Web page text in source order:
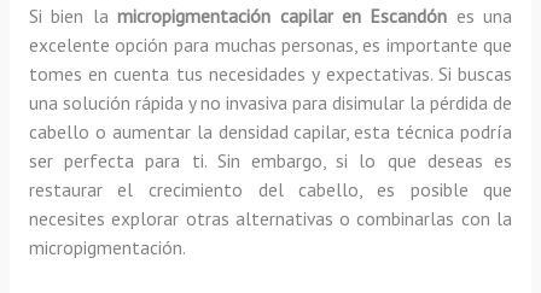
Si bien lamicropigmentación capilar en Escandón es una
excelente opción para muchas personas, es importante que
tomes en cuenta tus necesidades y expectativas. Si buscas
una solución rápida y no invasiva para disimular la pérdida de
cabello o aumentar la densidad capilar, esta técnica podría
ser perfecta para ti. Sin embargo, si lo que deseas es
restaurar el crecimiento del cabello, es posible que
necesites explorar otras alternativas o combinarlas con la
micropigmentación.